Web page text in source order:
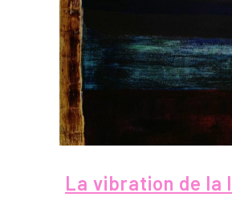
La vibration de la